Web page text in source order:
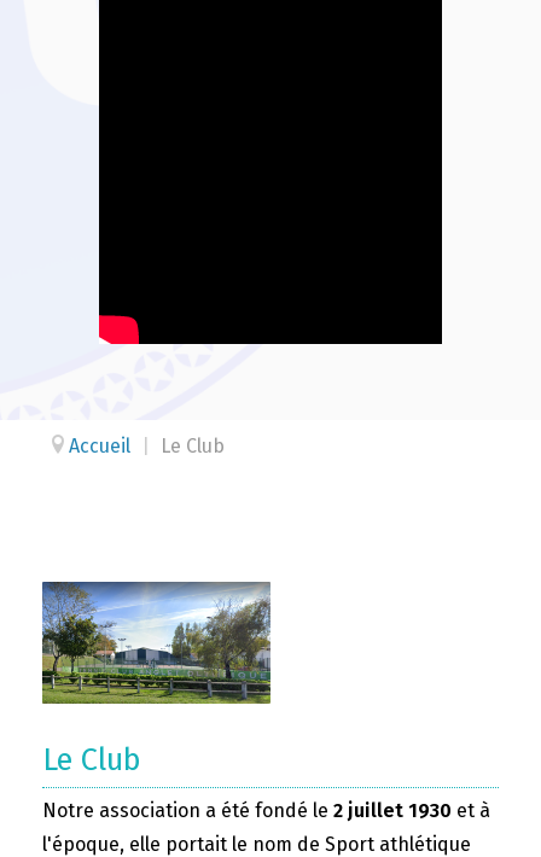
Accueil Le Club
Le Club
Notre association a été fondé le 2 juillet 1930 et à
l'époque, elle portait le nom de Sport athlétique